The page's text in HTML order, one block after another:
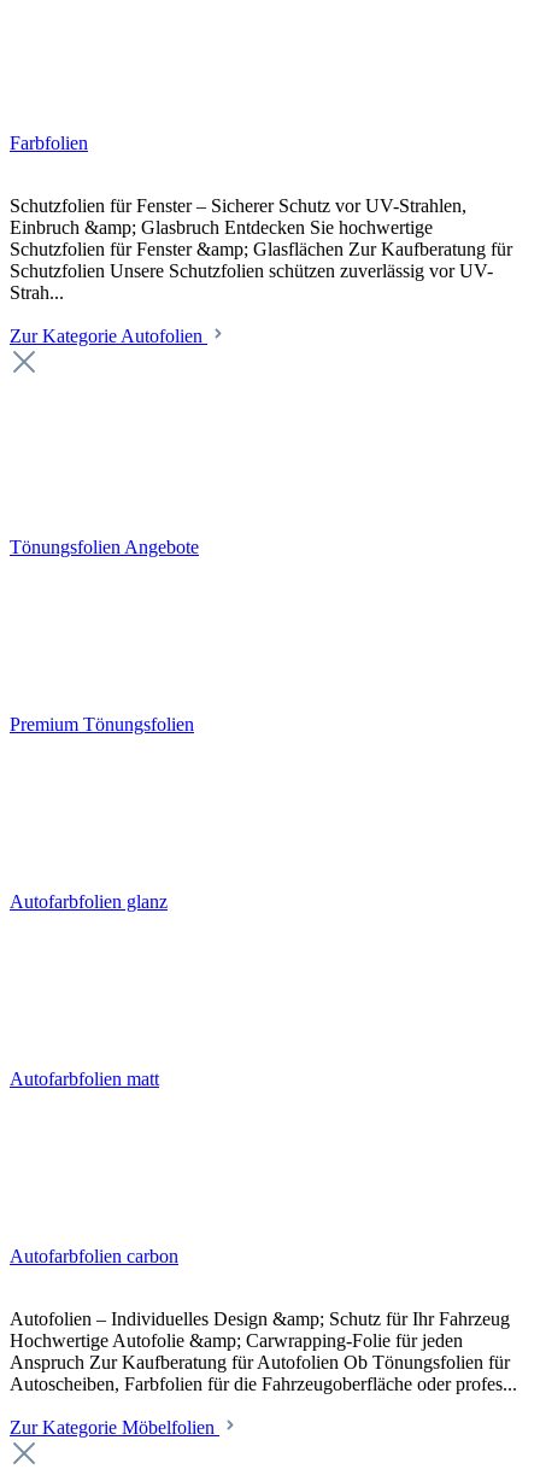
Farbfolien
Schutzfolien für Fenster – Sicherer Schutz vor UV-Strahlen,
Einbruch &amp; Glasbruch Entdecken Sie hochwertige
Schutzfolien für Fenster &amp; Glasflächen Zur Kaufberatung für
Schutzfolien Unsere Schutzfolien schützen zuverlässig vor UV-
Strah...
Zur Kategorie Autofolien
Tönungsfolien Angebote
Premium Tönungsfolien
Autofarbfolien glanz
Autofarbfolien matt
Autofarbfolien carbon
Autofolien – Individuelles Design &amp; Schutz für Ihr Fahrzeug
Hochwertige Autofolie &amp; Carwrapping-Folie für jeden
Anspruch Zur Kaufberatung für Autofolien Ob Tönungsfolien für
Autoscheiben, Farbfolien für die Fahrzeugoberfläche oder profes...
Zur Kategorie Möbelfolien